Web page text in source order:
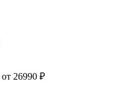
от 26990 ₽